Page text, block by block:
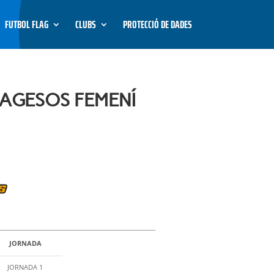
FUTBOL FLAG CLUBS PROTECCIÓ DE DADES
FEMENÍ
JORNADA
JORNADA 1